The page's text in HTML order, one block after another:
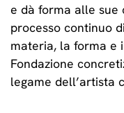
e dà forma alle sue
processo continuo
materia, la forma e
Fondazione
legame dell’artista